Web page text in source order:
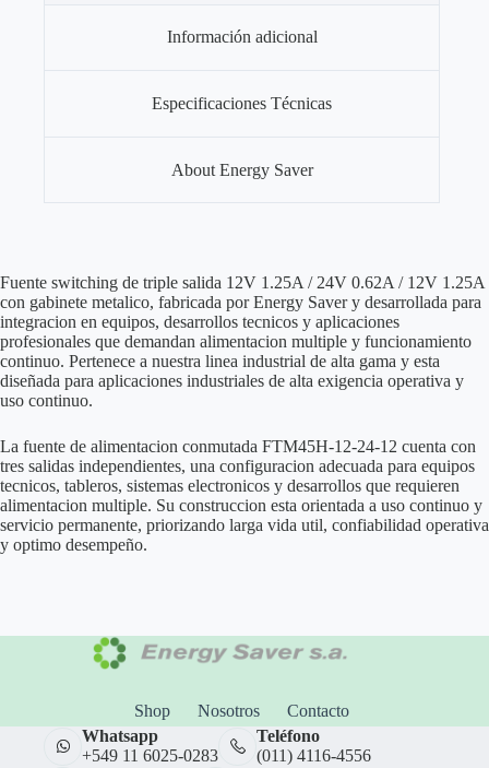
Información adicional
Especificaciones Técnicas
About Energy Saver
Fuente switching de triple salida 12V 1.25A / 24V 0.62A / 12V 1.25A
con gabinete metalico, fabricada por Energy Saver y desarrollada para
integracion en equipos, desarrollos tecnicos y aplicaciones
profesionales que demandan alimentacion multiple y funcionamiento
continuo. Pertenece a nuestra linea industrial de alta gama y esta
diseñada para aplicaciones industriales de alta exigencia operativa y
uso continuo.
La fuente de alimentacion conmutada FTM45H-12-24-12 cuenta con
tres salidas independientes, una configuracion adecuada para equipos
tecnicos, tableros, sistemas electronicos y desarrollos que requieren
alimentacion multiple. Su construccion esta orientada a uso continuo y
servicio permanente, priorizando larga vida util, confiabilidad operativa
y optimo desempeño.
Shop Nosotros
Contacto
Whatsapp
+549 11 6025-0283
Teléfono
(011) 4116-4556